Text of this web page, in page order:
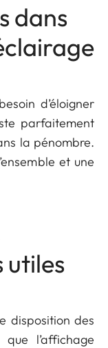
dans
d’éloigner
parfaitement
la pénombre.
et une
utiles
disposition des
l’affichage